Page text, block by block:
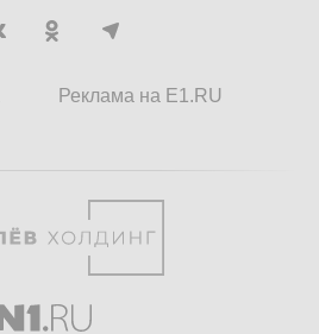
Реклама на E1.RU